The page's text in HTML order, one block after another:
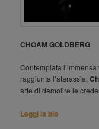
CHOAM GOLDBERG
Contemplata
raggiunta l’atarassìa,
arte di demolire le
Leggi la bio